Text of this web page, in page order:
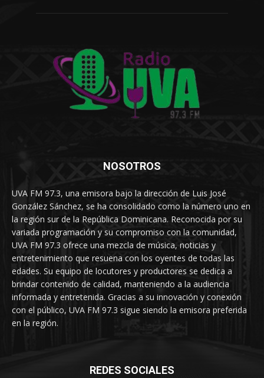
NOSOTROS
UVA FM 97.3, una emisora bajo la dirección de Luis José
González Sánchez, se ha consolidado como la número uno en
la región sur de la República Dominicana. Reconocida por su
variada programación y su compromiso con la comunidad,
UVA FM 97.3 ofrece una mezcla de música, noticias y
entretenimiento que resuena con los oyentes de todas las
edades. Su equipo de locutores y productores se dedica a
brindar contenido de calidad, manteniendo a la audiencia
informada y entretenida. Gracias a su innovación y conexión
con el público, UVA FM 97.3 sigue siendo la emisora preferida
en la región.
REDES SOCIALES